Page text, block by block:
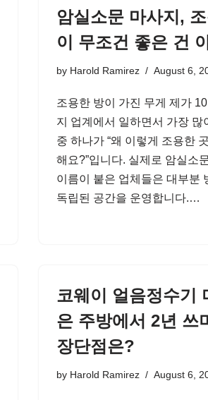
암실소문 마사지,
이 무조건 좋은 건
by Harold Ramirez August 6,
조용한 방이 가진 무게 제가
지 업계에서 일하면서 가장 많
중 하나가 “왜 이렇게 조용한
해요?”입니다. 실제로 암실소
이름이 붙은 업체들은 대부분
독립된 공간을 운영합니다.…
코웨이 얼음정수기
은 주방에서 2년 쓰
장단점은?
by Harold Ramirez August 6,